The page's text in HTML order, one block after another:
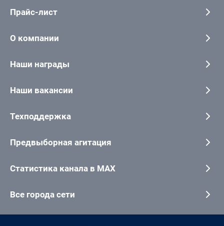
Прайс-лист
О компании
Наши награды
Наши вакансии
Техподдержка
Предвыборная агитация
Статистика канала в MAX
Все города сети